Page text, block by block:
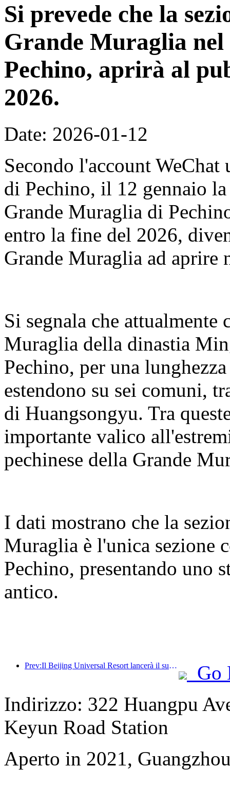
Si prevede che la
Grande Muraglia
Pechino, aprirà al
2026.
Date: 2026-01-12
Secondo l'account
di Pechino, il 12 gennaio
Grande Muraglia di
entro la fine del 2026,
Grande Muraglia ad aprire
Si segnala che
Muraglia della dinastia
Pechino, per una
estendono su sei comuni,
di Huangsongyu. Tra
importante valico
pechinese della Grande
I dati mostrano che la
Muraglia è l'unica sezione
Pechino, presentando uno
antico.
Prev:Il Beijing Universal Resort lancerà il suo evento universale del Capodanno cinese il 23 gennaio, che durerà 40 giorni.
Go
Indirizzo: 322 Huangpu
Keyun Road Station
Aperto in 2021,